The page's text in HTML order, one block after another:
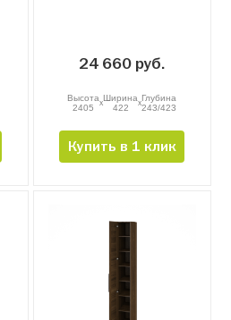
24 660 руб.
Высота
2405
xШирина
422
xГлубина
243/423
Купить в 1 клик